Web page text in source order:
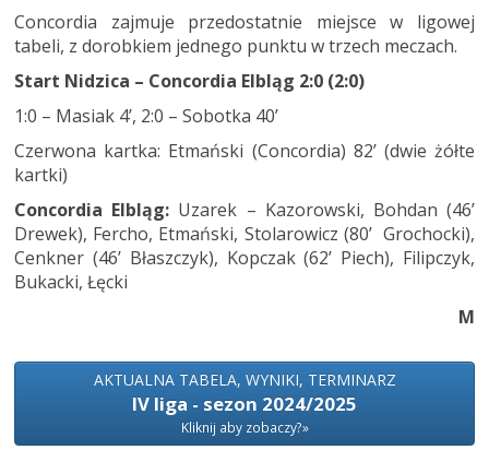
Concordia zajmuje przedostatnie miejsce w ligowej
tabeli, z dorobkiem jednego punktu w trzech meczach.
Start Nidzica – Concordia Elbląg 2:0 (2:0)
1:0 – Masiak 4’, 2:0 – Sobotka 40’
Czerwona kartka: Etmański (Concordia) 82’ (dwie żółte
kartki)
Concordia Elbląg: Uzarek – Kazorowski, Bohdan (46’
Drewek), Fercho, Etmański, Stolarowicz (80’ Grochocki),
Cenkner (46’ Błaszczyk), Kopczak (62’ Piech), Filipczyk,
Bukacki, Łęcki
M
AKTUALNA TABELA, WYNIKI, TERMINARZ
IV liga - sezon 2024/2025
Kliknij aby zobaczy?»